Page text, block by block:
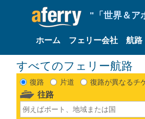
"「世界＆ア
ホーム フェリー会社 航路
すべてのフェリー航路
復路 片道 復路が異なるチ
往路